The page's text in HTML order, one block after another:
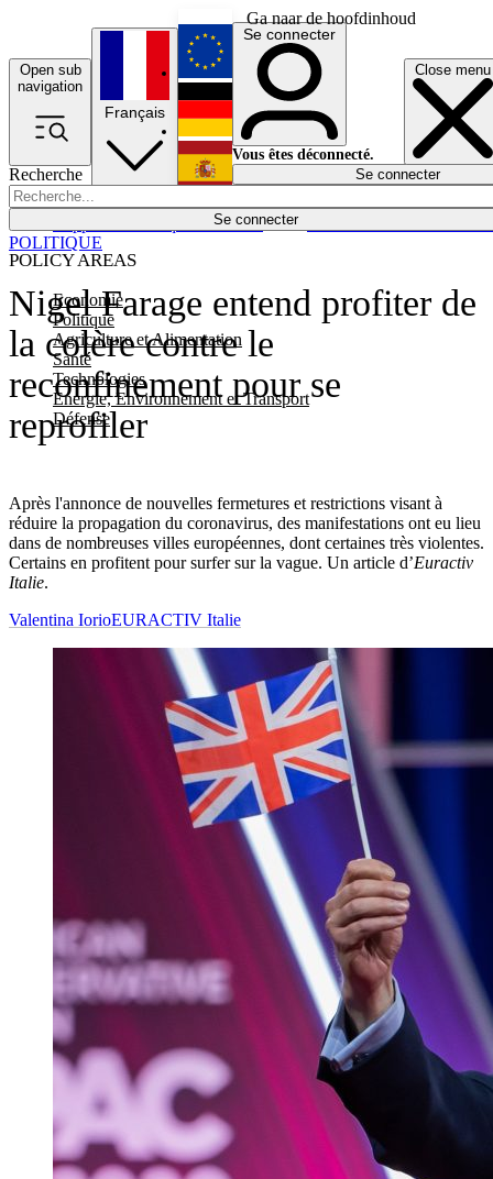
Ga naar de hoofdinhoud
Open sub
navigation
Close menu
Recherche
Se connecter
POLICY AREAS
Economie
Politique
Agriculture et Alimentation
Santé
Technologies
Energie, Environnement et Transport
Défense
Économie
Français
English
Deutsch
Español
Se connecter
Vous êtes déconnecté.
Se connecter
Nigel Farage entend profiter de
la colère contre le
reconfinement pour se
reprofiler
Après l'annonce de nouvelles fermetures et restrictions visant à
réduire la propagation du coronavirus, des manifestations ont eu lieu
dans de nombreuses villes européennes, dont certaines très violentes.
Certains en profitent pour surfer sur la vague. Un article d’Euractiv
Italie.
POLITIQUE
Valentina IorioEURACTIV Italie